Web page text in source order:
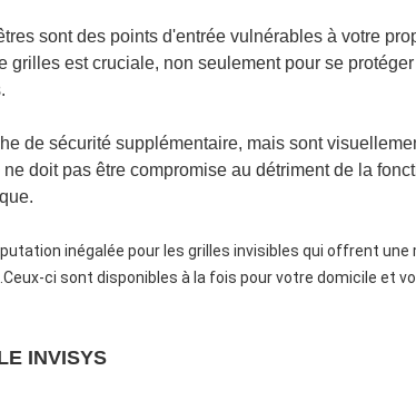
sont des points d'entrée vulnérables à votre
est cruciale, non seulement pour se
de sécurité supplémentaire, mais sont
doit pas être compromise au détriment de la
inégalée pour les grilles invisibles qui offrent une
ci sont disponibles à la fois pour votre domicile et
INVISYS